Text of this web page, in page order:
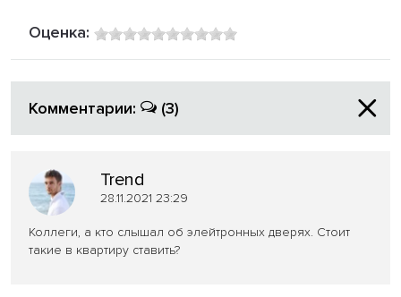
Оценка:
Комментарии: (3)
Trend
28.11.2021 23:29
Коллеги, а кто слышал об элейтронных дверях. Стоит
такие в квартиру ставить?